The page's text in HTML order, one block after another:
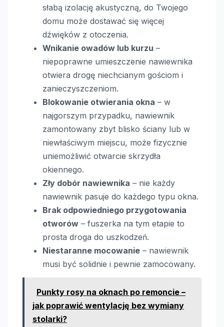
słabą izolację akustyczną, do Twojego
domu może dostawać się więcej
dźwięków z otoczenia.
Wnikanie owadów lub kurzu –
niepoprawne umieszczenie nawiewnika
otwiera drogę niechcianym gościom i
zanieczyszczeniom.
Blokowanie otwierania okna – w
najgorszym przypadku, nawiewnik
zamontowany zbyt blisko ściany lub w
niewłaściwym miejscu, może fizycznie
uniemożliwić otwarcie skrzydła
okiennego.
Zły dobór nawiewnika – nie każdy
nawiewnik pasuje do każdego typu okna.
Brak odpowiedniego przygotowania
otworów – fuszerka na tym etapie to
prosta droga do uszkodzeń.
Niestaranne mocowanie – nawiewnik
musi być solidnie i pewnie zamocowany.
Punkty rosy na oknach po remoncie –
jak poprawić wentylację bez wymiany
stolarki?